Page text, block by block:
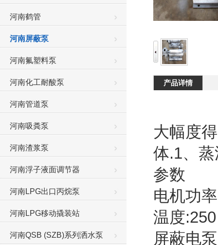
河南鹤管
河南屏蔽泵
河南氟塑料泵
河南化工耐酸泵
河南管道泵
河南吸粪泵
河南渣浆泵
河南浮子液面调节器
河南LPG出口丙烷泵
河南LPG移动撬装站
河南QSB (SZB)系列洒水泵
产品详情
大幅度
体.1、
参数
电机功
温度:250
屏蔽电